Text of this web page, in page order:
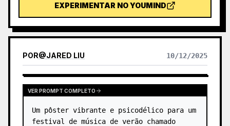
por lista de controlo. Com esta skill, é possível
evitar desperdício de créditos durante o
processo de geração de imagens.
EXPERIMENTAR NO YOUMIND
POR@JARED LIU 10/12/2025
VER PROMPT COMPLETO
Um pôster vibrante e psicodélico para um
festival de música de verão chamado